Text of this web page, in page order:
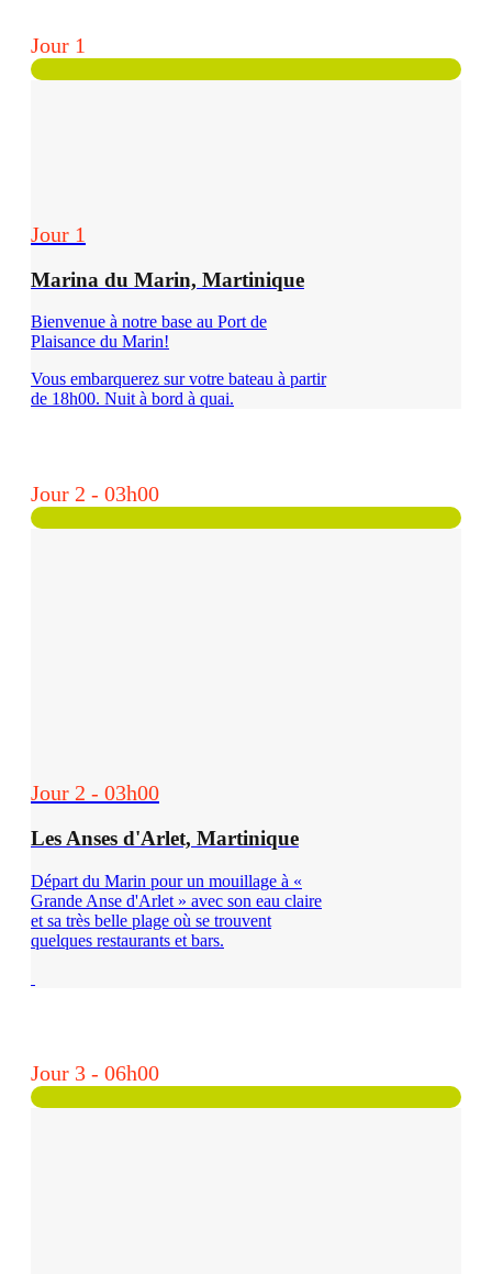
Jour 1
Jour 1
Marina du Marin, Martinique
Bienvenue à notre base au Port de
Plaisance du Marin!
Vous embarquerez sur votre bateau à partir
de 18h00. Nuit à bord à quai.
Jour 2 - 03h00
Jour 2 - 03h00
Les Anses d'Arlet, Martinique
Départ du Marin pour un mouillage à «
Grande Anse d'Arlet » avec son eau claire
et sa très belle plage où se trouvent
quelques restaurants et bars.
Jour 3 - 06h00